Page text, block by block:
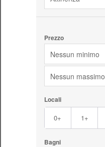
Prezzo
Nessun minimo
Nessun massimo
Locali
0+ 1+
Bagni